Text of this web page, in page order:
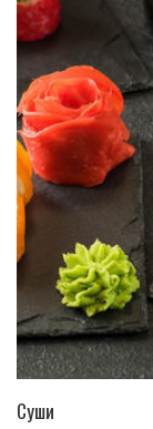
Суши